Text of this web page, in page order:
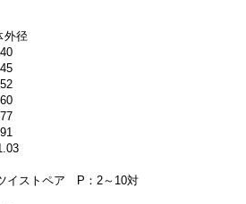
外径
ストペア P：2～10対